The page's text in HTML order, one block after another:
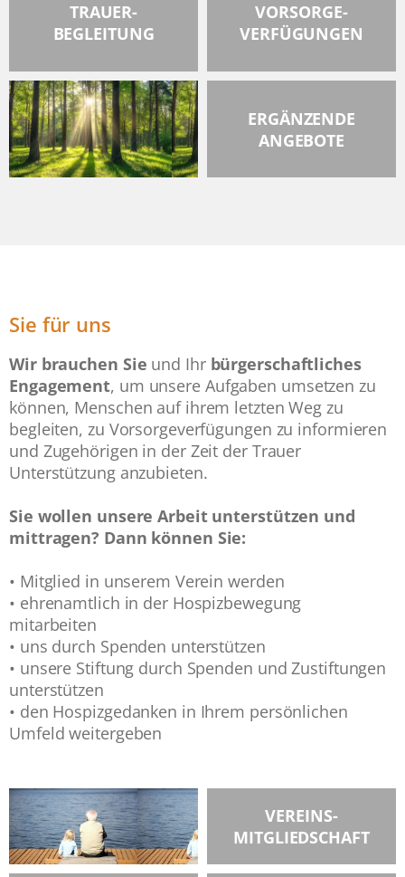
TRAUER-
BEGLEITUNG
VORSORGE-
VERFÜGUNGEN
ERGÄNZENDE
ANGEBOTE
Sie für uns
Wir brauchen Sie und Ihr bürgerschaftliches
Engagement, um unsere Aufgaben umsetzen zu
können, Menschen auf ihrem letzten Weg zu
begleiten, zu Vorsorgeverfügungen zu informieren
und Zugehörigen in der Zeit der Trauer
Unterstützung anzubieten.
Sie wollen unsere Arbeit unterstützen und
mittragen? Dann können Sie:
• Mitglied in unserem Verein werden
• ehrenamtlich in der Hospizbewegung
mitarbeiten
• uns durch Spenden unterstützen
• unsere Stiftung durch Spenden und Zustiftungen
unterstützen
• den Hospizgedanken in Ihrem persönlichen
Umfeld weitergeben
VEREINS-
MITGLIEDSCHAFT